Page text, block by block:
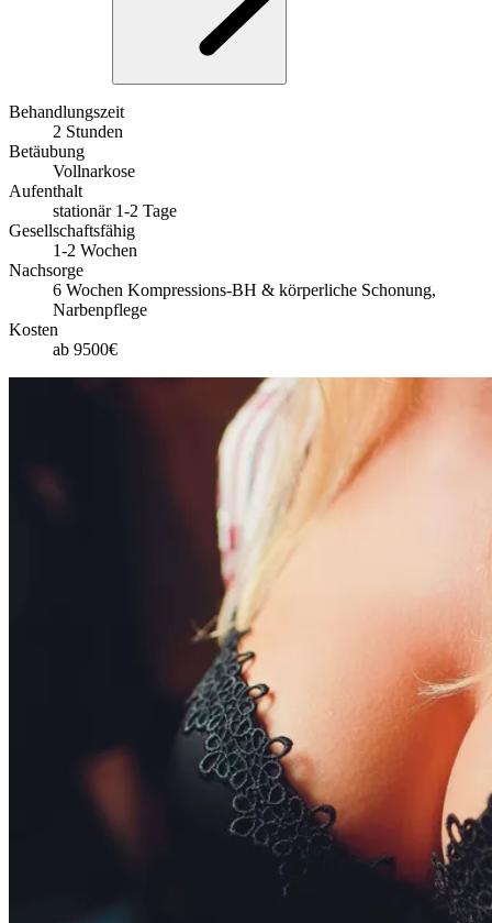
Behandlungszeit
2 Stunden
Betäubung
Vollnarkose
Aufenthalt
stationär 1-2 Tage
Gesellschaftsfähig
1-2 Wochen
Nachsorge
6 Wochen Kompressions-BH & körperliche Schonung,
Narbenpflege
Kosten
ab 9500€